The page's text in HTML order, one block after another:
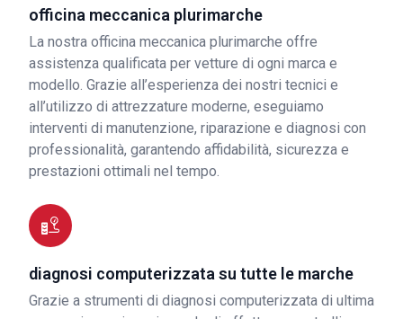
officina meccanica plurimarche
La nostra officina meccanica plurimarche offre
assistenza qualificata per vetture di ogni marca e
modello. Grazie all’esperienza dei nostri tecnici e
all’utilizzo di attrezzature moderne, eseguiamo
interventi di manutenzione, riparazione e diagnosi con
professionalità, garantendo affidabilità, sicurezza e
prestazioni ottimali nel tempo.
diagnosi computerizzata su tutte le marche
Grazie a strumenti di diagnosi computerizzata di ultima